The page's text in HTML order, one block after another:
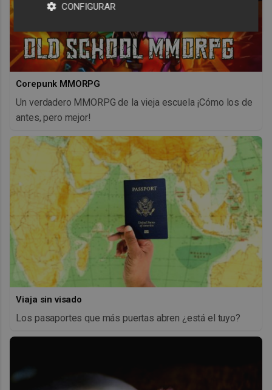
Corepunk MMORPG
Un verdadero MMORPG de la vieja escuela ¡Cómo los de
antes, pero mejor!
Viaja sin visado
Los pasaportes que más puertas abren ¿está el tuyo?
CONFIGURAR